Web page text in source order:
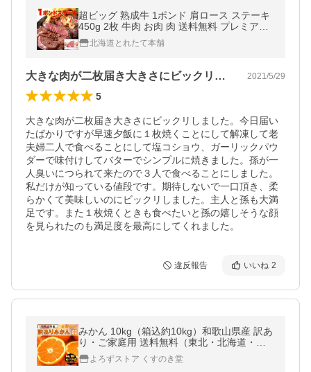
超ビッグ 熟成牛 1ポンド 肩ロース ステーキ
450g 2枚 牛肉 お肉 肉 送料無料 プレミアム
爆買北海道とれたて本舗
大きな肉が二枚届き大きさにビックリしま… 2021/5/29
5
大きな肉が二枚届き大きさにビックリしました。今日届い
たばかりですが早速夕飯に１枚焼くことにして解凍して老
夫婦二人で食べることにして塩コショウ、ガーリックパウ
ダーで味付けしてバターでシンプルに焼きました。孫が一
人臭いにつられて来たので３人で食べることにしました。
私だけが知っている値段です。期待しないで一口頂き、柔
らかくて美味しいのにビックリしました。主人と孫も大満
足です。また１枚焼くときも食べたいと孫の嬉しそうな顔
を見られたのも満足度を最高にしてくれました。
違反報告 いいね 2
みかん 10kg（箱込約10kg）和歌山県産 訳あ
り・ご家庭用 送料無料（東北・北海道・沖
縄県除く）（配達日指定不可）
よろずストア くすのき堂